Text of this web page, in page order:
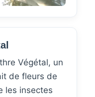
Végétal, un
de fleurs de
les insectes